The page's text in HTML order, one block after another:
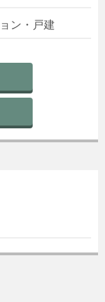
ン・戸建